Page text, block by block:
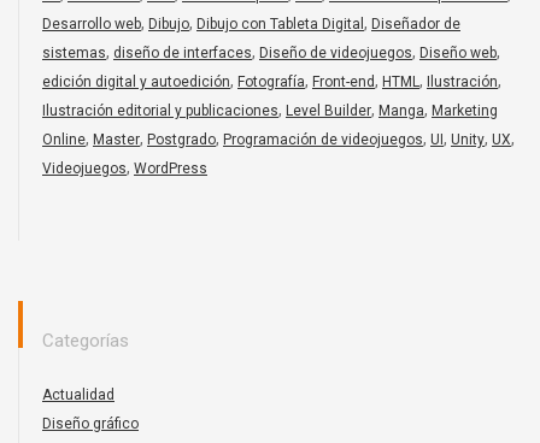
Desarrollo web, Dibujo, Dibujo con Tableta Digital , Diseñador de
sistemas, diseño de interfaces, Diseño de videojuegos, Diseño web,
edición digital y autoedición, Fotografía, Front-end, HTML, Ilustración,
Ilustración editorial y publicaciones, Level Builder, Manga, Marketing
Online, Master, Postgrado, Programación de videojuegos, UI , Unity, UX,
Videojuegos, WordPress
Categorías
Actualidad
Diseño gráfico